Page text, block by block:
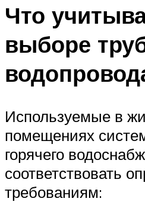
Что
выборе
Используемые в
помещениях
горячего
соответствовать
требованиям: